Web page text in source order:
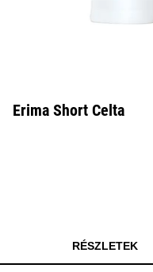
Erima Short Celta
RÉSZLETEK